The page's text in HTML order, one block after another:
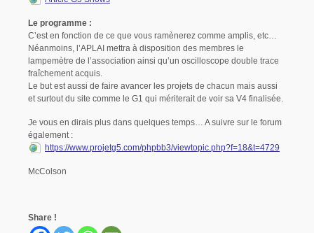
Le programme :
C’est en fonction de ce que vous ramènerez comme amplis, etc…
Néanmoins, l’APLAI mettra à disposition des membres le
lampemètre de l’association ainsi qu’un oscilloscope double trace
fraîchement acquis.
Le but est aussi de faire avancer les projets de chacun mais aussi
et surtout du site comme le G1 qui mériterait de voir sa V4 finalisée.
Je vous en dirais plus dans quelques temps… A suivre sur le forum
également :
https://www.projetg5.com/phpbb3/viewtopic.php?f=18&t=4729
McColson
Share !